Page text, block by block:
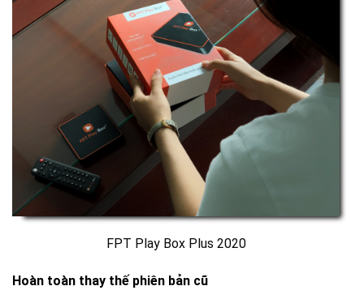
FPT Play Box Plus 2020
Hoàn toàn thay thế phiên bản cũ